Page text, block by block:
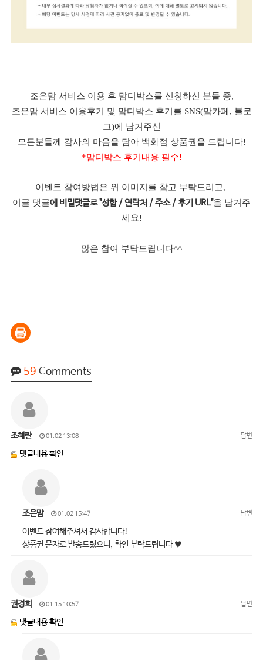
조은맘 서비스 이용 후 맘디박스를 신청하신 분들 중,
조은맘 서비스 이용후기 및 맘디박스 후기를 SNS(맘카페, 블로
그)에 남겨주신
모든분들께 감사의 마음을 담아 백화점 상품권을 드립니다!
*맘디박스 후기내용 필수!
이벤트 참여방법은 위 이미지를 참고 부탁드리고,
이글 댓글에 비밀댓글로 "성함 / 연락처 / 주소 / 후기 URL"을 남겨주
세요!
많은 참여 부탁드립니다^^
59 Comments
조혜란 01.02 13:08 답변
댓글내용 확인
조은맘 01.02 15:47 답변
이벤트 참여해주셔서 감사합니다!
상품권 문자로 발송드렸으니, 확인 부탁드립니다 ♥
권경희 01.15 10:57 답변
댓글내용 확인